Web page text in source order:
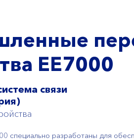
ЕЕ7000
связи
специально разработаны для